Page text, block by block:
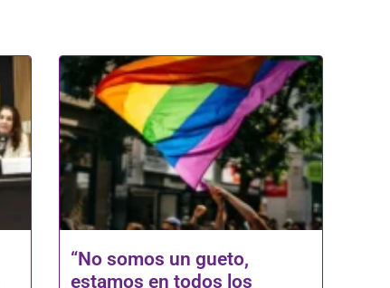
“No somos un gueto,
estamos en todos los